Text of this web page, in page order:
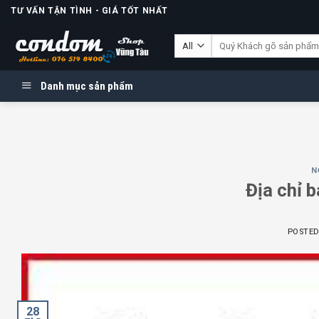
Skip
content
TƯ VẤN TẬN TÌNH - GIÁ TỐT NHẤT
kiếm:
Danh mục sản phẩm
Địa chỉ
28